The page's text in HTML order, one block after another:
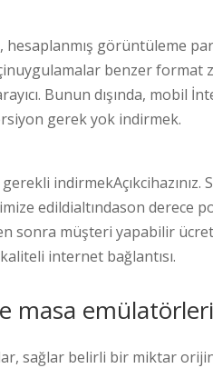
görüntüleme
benzer format
Bunun dışında, mobil
gerek yok indirmek.
edildialtındason derece
sonra müşteri yapabilir
internet bağlantısı.
masa
sağlar belirli bir miktar